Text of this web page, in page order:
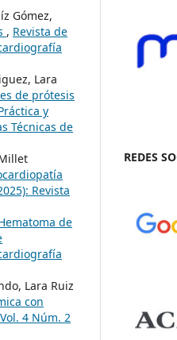
Gómez,
, Revista de
Lara
de prótesis
y
Técnicas de
Revista
de
Lara Ruiz
con
4 Núm. 2
REDES